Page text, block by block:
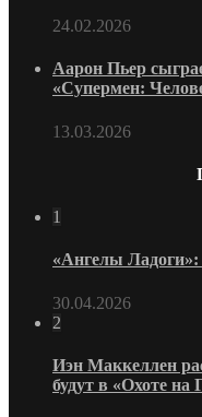
24.02.2026
Аарон Пьер
«Супермен:
13.03.2026
1
«Ангелы
30.04.2026
2
Иэн Маккеллен
будут в «Охоте на